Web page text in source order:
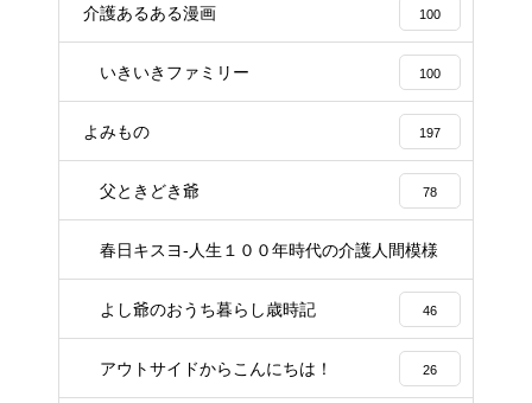
介護あるある漫画 100
いきいきファミリー 100
よみもの 197
父ときどき爺 78
春日キスヨ-人生１００年時代の介護人間模様
よし爺のおうち暮らし歳時記 46
アウトサイドからこんにちは！ 26